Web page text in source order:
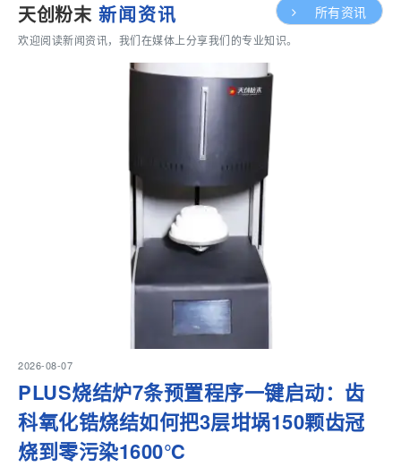
天创粉末新闻资讯
欢迎阅读新闻资讯，我们在媒体上分享我们的专业知识。
所有资讯
2026-08-07
PLUS烧结炉7条预置程序一键启动：齿
科氧化锆烧结如何把3层坩埚150颗齿冠
烧到零污染1600℃